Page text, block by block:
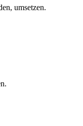
umsetzen.